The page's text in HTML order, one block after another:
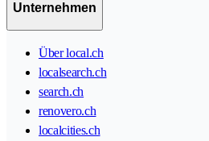
Unternehmen
Über local.ch
localsearch.ch
search.ch
renovero.ch
localcities.ch